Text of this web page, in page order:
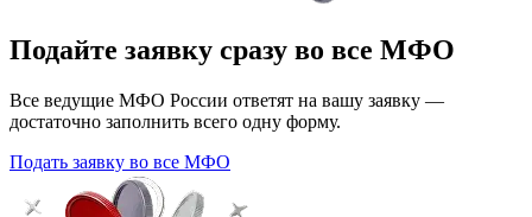
Подайте заявку сразу во все МФО
Все ведущие МФО России ответят на вашу заявку —
достаточно заполнить всего одну форму.
Подать заявку во все МФО